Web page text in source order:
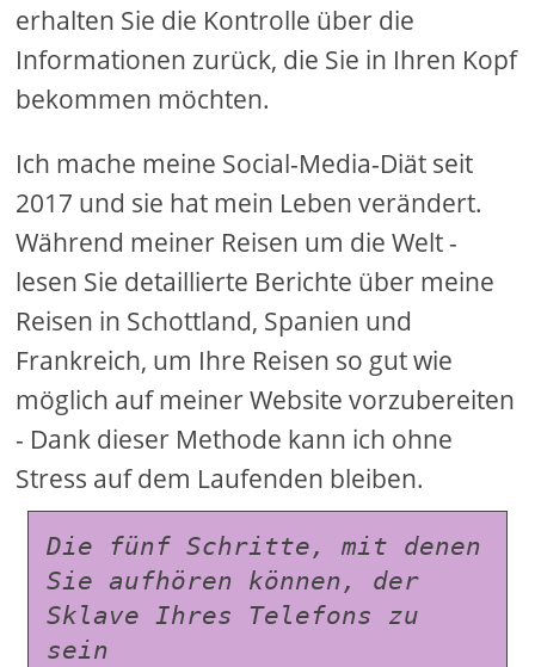
erhalten Sie die Kontrolle über die
Informationen zurück, die Sie in Ihren Kopf
bekommen möchten.
Ich mache meine Social-Media-Diät seit
2017 und sie hat mein Leben verändert.
Während meiner Reisen um die Welt -
lesen Sie detaillierte Berichte über meine
Reisen in Schottland, Spanien und
Frankreich, um Ihre Reisen so gut wie
möglich auf meiner Website vorzubereiten
- Dank dieser Methode kann ich ohne
Stress auf dem Laufenden bleiben.
Die fünf Schritte, mit denen
Sie aufhören können, der
Sklave Ihres Telefons zu
sein